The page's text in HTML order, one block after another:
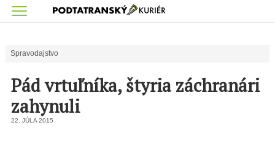
Spravodajstvo
Pád vrtuľníka, štyria záchranári
zahynuli
22. JÚLA 2015